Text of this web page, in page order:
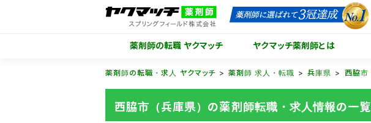
薬剤師の転職 ヤクマッチ ヤクマッチ薬剤師とは
薬剤師の転職・求人 ヤクマッチ 薬剤師 求人・転職 兵庫県 西脇市
西脇市（兵庫県）の薬剤師転職・求人情報の一覧